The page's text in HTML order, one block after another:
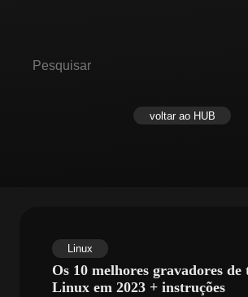
voltar ao HUB
Linux
Os 10 melhores gravadores de
Linux em 2023 + instruções